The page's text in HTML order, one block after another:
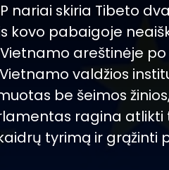
nariai skiria Tibeto
kovo pabaigoje
areštinėje
valdžios
be šeimos
ragina
tyrimą ir grąžinti